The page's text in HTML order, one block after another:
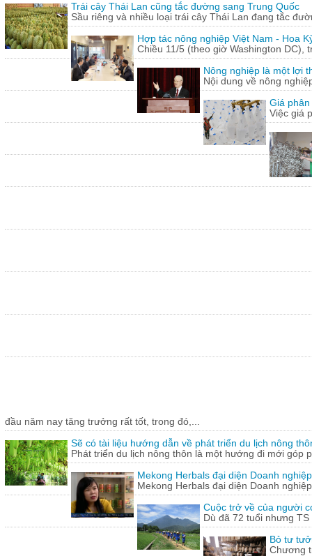
Trái cây Thái Lan cũng tắc đường sang Trung Quốc
Sầu riêng và nhiều loại trái cây Thái Lan đang tắc
Hợp tác nông nghiệp Việt Nam - Hoa
Chiều 11/5 (theo giờ Washington DC),
Nông nghiệp là một lợi
Nội dung về nông
Giá
Việc giá
đầu năm nay tăng trưởng rất tốt, trong đó,...
Sẽ có tài liệu hướng dẫn về phát triển du lịch nông
Phát triển du lịch nông thôn là một hướng đi mới góp
Mekong Herbals đại diện Doanh
Mekong Herbals đại diện Doanh
Cuộc trở về của người
Dù đã 72 tuổi nhưng
Bỏ tư
Chương